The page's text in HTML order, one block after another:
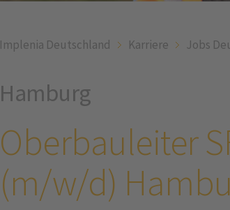
Implenia Deutschland Karriere Jobs
Hamburg
Oberbauleiter
(m/w/d)